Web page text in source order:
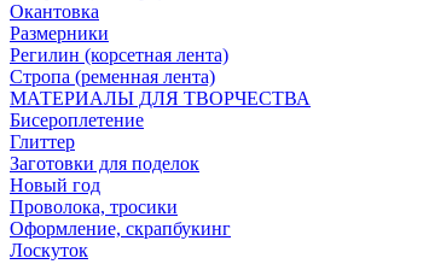
Окантовка
Размерники
Регилин (корсетная лента)
Стропа (ременная лента)
МАТЕРИАЛЫ ДЛЯ ТВОРЧЕСТВА
Бисероплетение
Глиттер
Заготовки для поделок
Новый год
Проволока, тросики
Оформление, скрапбукинг
Лоскуток